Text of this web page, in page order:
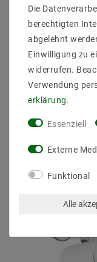
Andere
Die
berechtigten
abgelehnt
Einwilligung zu
widerrufen.
Verwendung
erklärung.
Essenziell
Externe
Funktional
Alle